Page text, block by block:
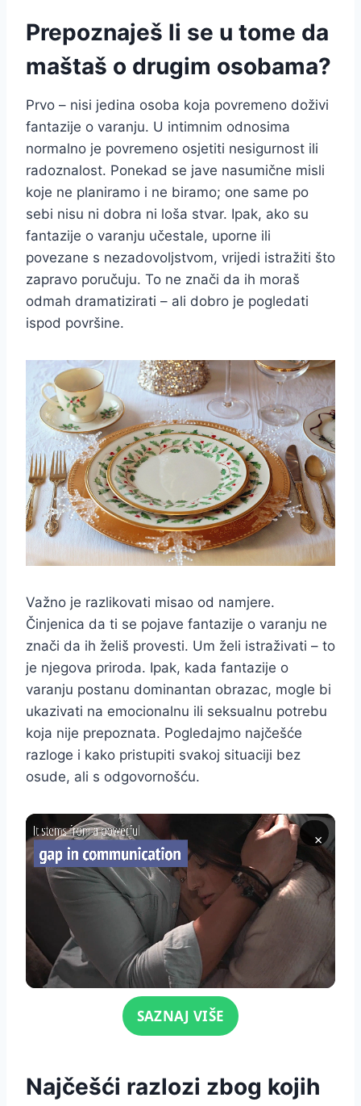
Prepoznaješ li se u tome da
maštaš o drugim osobama?
Prvo – nisi jedina osoba koja povremeno doživi
fantazije o varanju. U intimnim odnosima
normalno je povremeno osjetiti nesigurnost ili
radoznalost. Ponekad se jave nasumične misli
koje ne planiramo i ne biramo; one same po
sebi nisu ni dobra ni loša stvar. Ipak, ako su
fantazije o varanju učestale, uporne ili
povezane s nezadovoljstvom, vrijedi istražiti što
zapravo poručuju. To ne znači da ih moraš
odmah dramatizirati – ali dobro je pogledati
ispod površine.
Važno je razlikovati misao od namjere.
Činjenica da ti se pojave fantazije o varanju ne
znači da ih želiš provesti. Um želi istraživati – to
je njegova priroda. Ipak, kada fantazije o
varanju postanu dominantan obrazac, mogle bi
ukazivati na emocionalnu ili seksualnu potrebu
koja nije prepoznata. Pogledajmo najčešće
razloge i kako pristupiti svakoj situaciji bez
osude, ali s odgovornošću.
×
Click for soundSAZNAJ VIŠE
Najčešći razlozi zbog kojih